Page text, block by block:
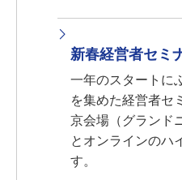
新春経営者セミ
一年のスタートに
を集めた経営者セ
京会場（グランド
とオンラインのハ
す。